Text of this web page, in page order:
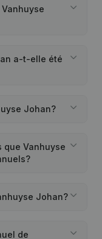
a-t-elle été
Johan?
que Vanhuyse
Johan?
de